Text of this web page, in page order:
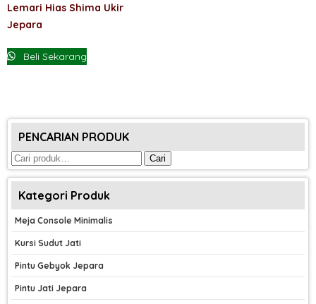
Lemari Hias Shima Ukir
Jepara
Beli Sekarang
PENCARIAN PRODUK
Pencarian
untuk:
Cari
Kategori Produk
Meja Console Minimalis
Kursi Sudut Jati
Pintu Gebyok Jepara
Pintu Jati Jepara